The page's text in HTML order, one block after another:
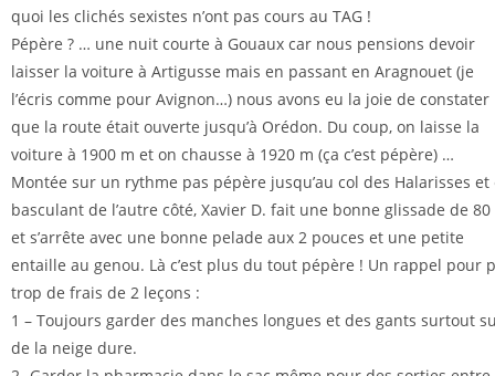
quoi les clichés sexistes n’ont pas cours au TAG !
Pépère ? … une nuit courte à Gouaux car nous pensions devoir
laisser la voiture à Artigusse mais en passant en Aragnouet (je
l’écris comme pour Avignon…) nous avons eu la joie de constater
que la route était ouverte jusqu’à Orédon. Du coup, on laisse la
voiture à 1900 m et on chausse à 1920 m (ça c’est pépère) …
Montée sur un rythme pas pépère jusqu’au col des Halarisses et
basculant de l’autre côté, Xavier D. fait une bonne glissade de 80
et s’arrête avec une bonne pelade aux 2 pouces et une petite
entaille au genou. Là c’est plus du tout pépère ! Un rappel pour
trop de frais de 2 leçons :
1 – Toujours garder des manches longues et des gants surtout
de la neige dure.